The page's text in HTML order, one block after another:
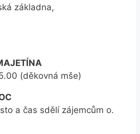
základna,
(děkovná mše)
a čas sdělí zájemcům o.